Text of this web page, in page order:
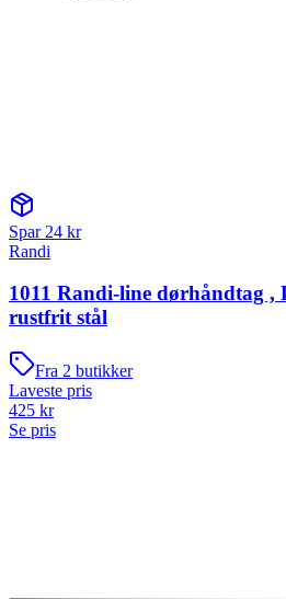
Spar 24 kr
Randi
1011 Randi-line dørhåndtag ,
rustfrit stål
Fra 2 butikker
Laveste pris
425 kr
Se pris